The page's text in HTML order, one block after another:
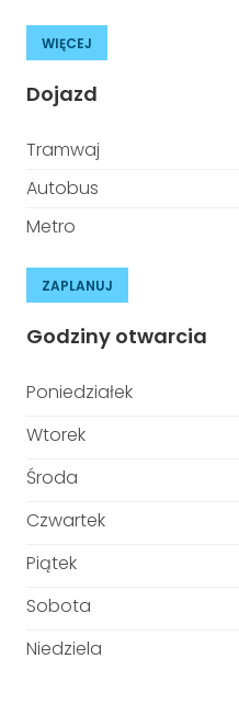
WIĘCEJ
Dojazd
Tramwaj
Autobus
Metro
ZAPLANUJ
Godziny otwarcia
Poniedziałek
Wtorek
Środa
Czwartek
Piątek
Sobota
Niedziela